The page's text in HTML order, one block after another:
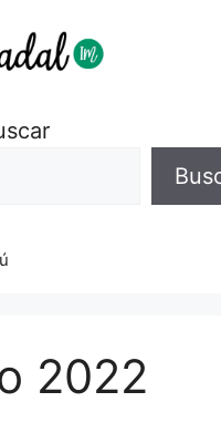
2022